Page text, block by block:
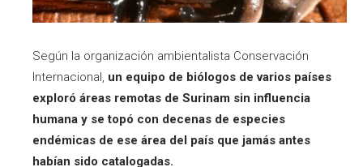
Según la organización ambientalista Conservación
Internacional, un equipo de biólogos de varios países
exploró áreas remotas de Surinam sin influencia
humana y se topó con decenas de especies
endémicas de ese área del país que jamás antes
habían sido catalogadas.